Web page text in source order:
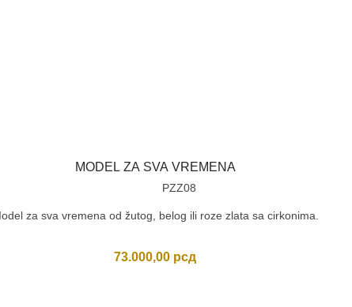
MODEL ZA SVA VREMENA
PZZ08
za sva vremena od žutog, belog ili roze zlata sa cirkonima.
73.000,00 рсд